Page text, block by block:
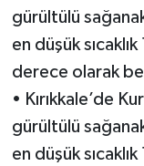
gürültülü
en düşük
derece olarak
• Kırıkkale’de
gürültülü
en düşük